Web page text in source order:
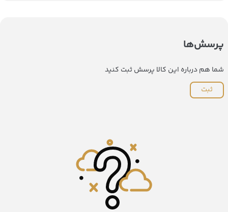
پرسش‌ها
شما هم درباره این کالا پرسش ثبت کنید
ثبت